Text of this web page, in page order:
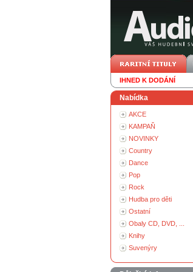
IHNED K DODÁNÍ
Nabídka
AKCE
KAMPAŇ
NOVINKY
Country
Dance
Pop
Rock
Hudba pro děti
Ostatní
Obaly CD, DVD, ...
Knihy
Suvenýry